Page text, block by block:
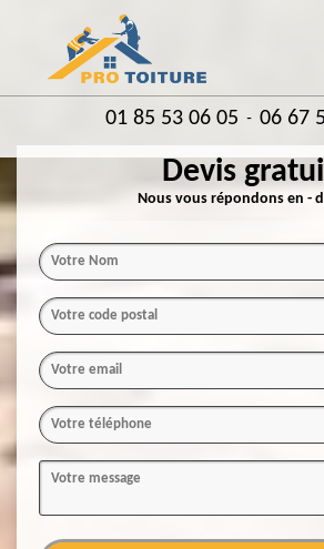
01 85 53 06 05 - 06 67
Devis
Nous vous répondons en -